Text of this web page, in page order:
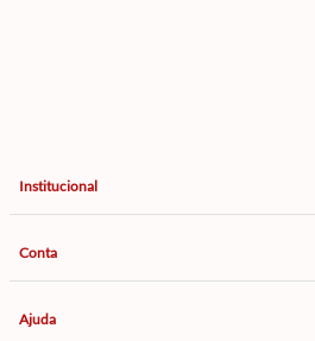
Institucional
Conta
Ajuda